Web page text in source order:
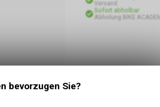
Versand
Sofort abholbar
Abholung BIKE
bevorzugen Sie?